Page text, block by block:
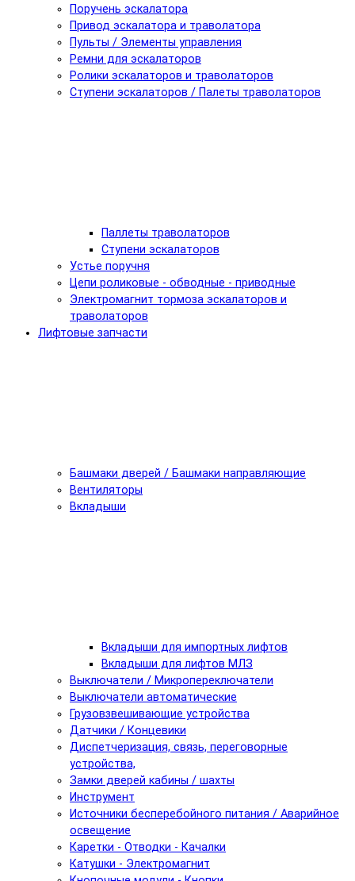
Поручень эскалатора
Привод эскалатора и траволатора
Пульты / Элементы управления
Ремни для эскалаторов
Ролики эскалаторов и траволаторов
Ступени эскалаторов / Палеты траволаторов
Паллеты траволаторов
Ступени эскалаторов
Устье поручня
Цепи роликовые - обводные - приводные
Электромагнит тормоза эскалаторов и
траволаторов
Лифтовые запчасти
Башмаки дверей / Башмаки направляющие
Вентиляторы
Вкладыши
Вкладыши для импортных лифтов
Вкладыши для лифтов МЛЗ
Выключатели / Микропереключатели
Выключатели автоматические
Грузовзвешивающие устройства
Датчики / Концевики
Диспетчеризация, связь, переговорные
устройства,
Замки дверей кабины / шахты
Инструмент
Источники бесперебойного питания / Аварийное
освещение
Каретки - Отводки - Качалки
Катушки - Электромагнит